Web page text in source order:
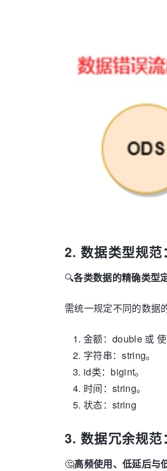
2. 数据类型规
🔍各类数据的精确类型
需统一规定不同的数据
金额：double 或
字符串：string。
id类：bigint。
时间：string。
状态：string
3. 数据冗余规范
🤔高频使用、低延后与